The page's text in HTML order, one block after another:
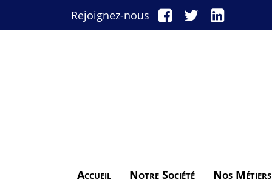
Rejoignez-nous
Accueil Notre Société Nos Métiers